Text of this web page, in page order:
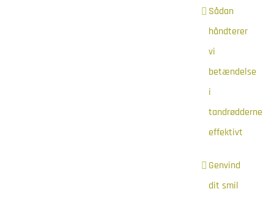
Sådan
håndterer
vi
betændelse
i
tandrødderne
effektivt
Genvind
dit smil